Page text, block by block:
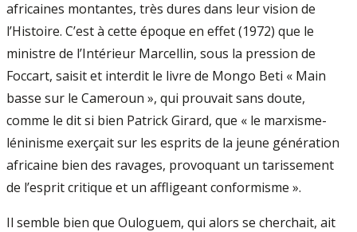
africaines montantes, très dures dans leur vision de
l’Histoire. C’est à cette époque en effet (1972) que le
ministre de l’Intérieur Marcellin, sous la pression de
Foccart, saisit et interdit le livre de Mongo Beti « Main
basse sur le Cameroun », qui prouvait sans doute,
comme le dit si bien Patrick Girard, que « le marxisme-
léninisme exerçait sur les esprits de la jeune génération
africaine bien des ravages, provoquant un tarissement
de l’esprit critique et un affligeant conformisme ».
Il semble bien que Ouloguem, qui alors se cherchait, ait